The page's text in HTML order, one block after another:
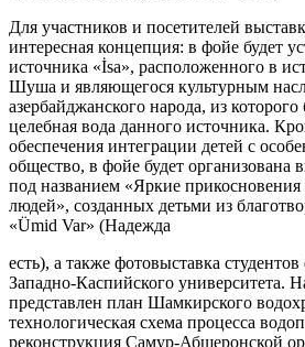
Для участников и посетителей
интересная концепция: в фойе будет
источника «İsa», расположенного в
Шуша и являющегося культурным
азербайджанского народа, из которого
целебная вода данного источника.
обеспечения интеграции детей с
общество, в фойе будет организована
под названием «Яркие
людей», созданных детьми из
«Ümid Var» (Надежда
есть), а также фотовыставка студентов
Западно-Каспийского университета.
представлен план Шамкирского
технологическая схема процесса
реконструкция Самур-Абшеронской